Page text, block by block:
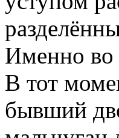
Именно во
В тот
бывший